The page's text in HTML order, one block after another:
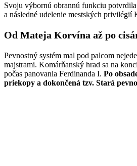
Svoju výbornú obrannú funkciu
a následné udelenie mestských privilégií
Od Mateja Korvína až po
Pevnostný systém mal pod palcom
majstrami. Komárňanský hrad sa na
počas panovania Ferdinanda I. Po
priekopy a dokončená tzv. Stará